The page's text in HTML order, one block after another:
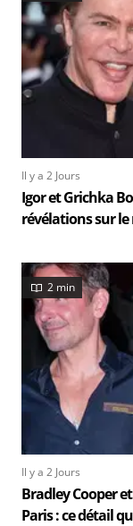
Il y a 2 Jours
Igor et Grichka
révélations sur le
2 min
Il y a 2 Jours
Bradley Cooper
Paris : ce détail